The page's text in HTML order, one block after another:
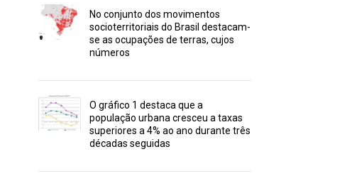
No conjunto dos movimentos
socioterritoriais do Brasil destacam-
se as ocupações de terras, cujos
números
O gráfico 1 destaca que a
população urbana cresceu a taxas
superiores a 4% ao ano durante três
décadas seguidas